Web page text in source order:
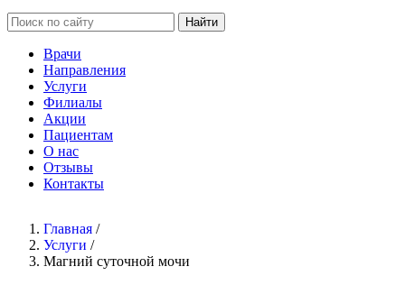
Найти
Врачи
Направления
Услуги
Филиалы
Акции
Пациентам
О нас
Отзывы
Контакты
Главная /
Услуги /
Магний суточной мочи